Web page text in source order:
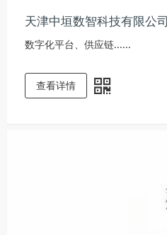
天津中垣数智科技有限公司
数字化平台、供应链......
查看详情